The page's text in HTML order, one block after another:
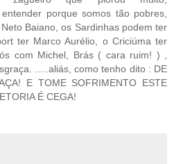
porque somos tão pobres,
Baiano, os Sardinhas podem ter
ter Marco Aurélio, o Criciúma ter
com Michel, Brás ( cara ruim! ) ,
.....aliás, como tenho dito : DE
E TOME SOFRIMENTO ESTE
É CEGA!